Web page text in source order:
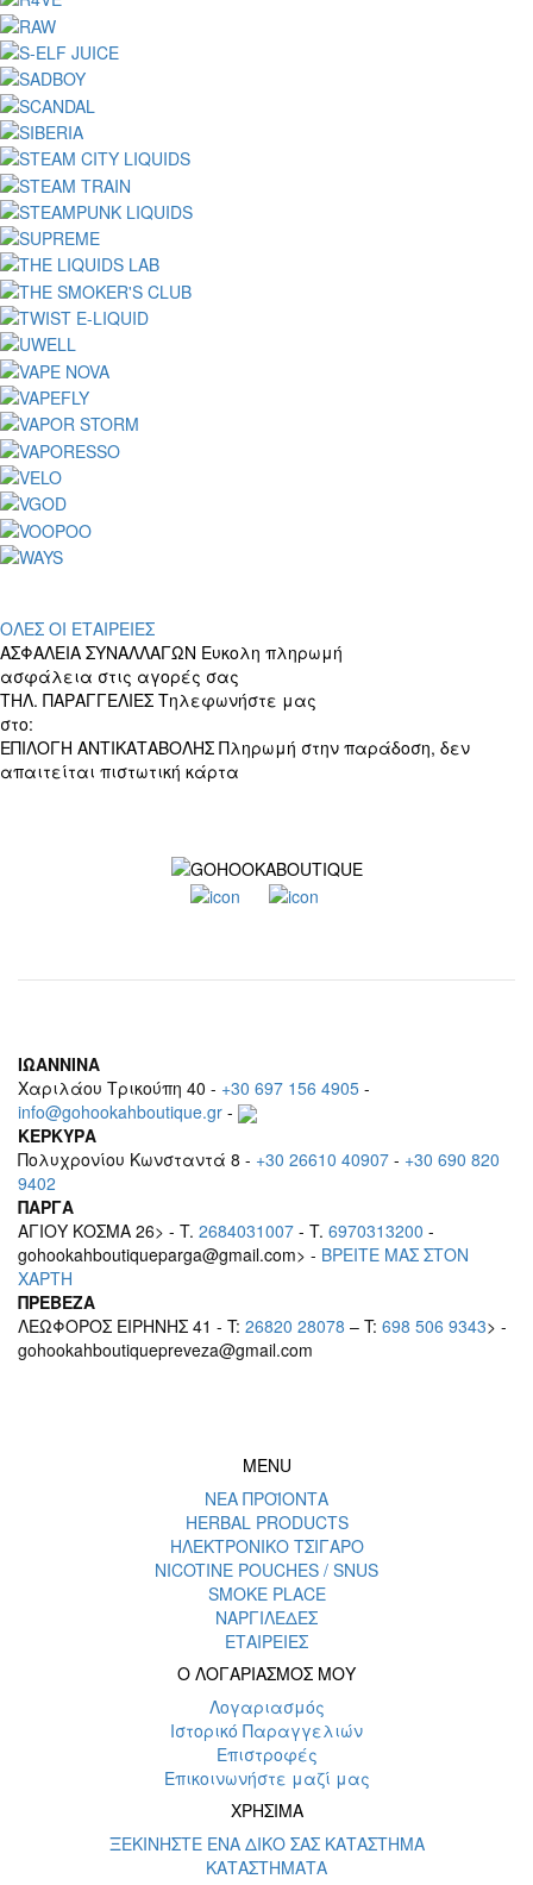
ΟΛΕΣ ΟΙ ΕΤΑΙΡΕΙΕΣ
ΑΣΦΑΛΕΙΑ ΣΥΝΑΛΛΑΓΩΝ Ευκολη πληρωμή
ασφάλεια στις αγορές σας
ΤΗΛ. ΠΑΡΑΓΓΕΛΙΕΣ Τηλεφωνήστε μας
στο:
ΕΠΙΛΟΓΗ ΑΝΤΙΚΑΤΑΒΟΛΗΣ Πληρωμή στην παράδοση, δεν
απαιτείται πιστωτική κάρτα
ΙΩΑΝΝΙΝΑ
Χαριλάου Τρικούπη 40 - +30 697 156 4905 -
info@gohookahboutique.gr -
ΚΕΡΚΥΡΑ
Πολυχρονίου Κωνσταντά 8 - +30 26610 40907 - +30 690 820
9402
ΠΑΡΓΑ
ΑΓΙΟΥ ΚΟΣΜΑ 26> - T. 2684031007 - T. 6970313200 -
gohookahboutiqueparga@gmail.com> - BΡEITE MAΣ ΣΤΟΝ
ΧΑΡΤΗ
ΠΡΕΒΕΖΑ
ΛΕΩΦΟΡΟΣ ΕΙΡΗΝΗΣ 41 - T: 26820 28078 – T: 698 506 9343> -
gohookahboutiquepreveza@gmail.com
MENU
ΝΕΑ ΠΡΟΪΟΝΤΑ
HERBAL PRODUCTS
ΗΛΕΚΤΡΟΝΙΚΟ ΤΣΙΓΑΡΟ
NICOTINE POUCHES / SNUS
SMOKE PLACE
ΝΑΡΓΙΛΕΔΕΣ
ΕΤΑΙΡΕΙΕΣ
Ο ΛΟΓΑΡΙΑΣΜΟΣ ΜΟΥ
Λογαριασμός
Ιστορικό Παραγγελιών
Επιστροφές
Επικοινωνήστε μαζί μας
ΧΡΗΣΙΜΑ
ΞΕΚΙΝΗΣΤΕ ΕΝΑ ΔΙΚΟ ΣΑΣ ΚΑΤΑΣΤΗΜΑ
ΚΑΤΑΣΤΗΜΑΤΑ